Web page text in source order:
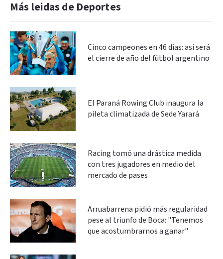
Más leidas de Deportes
Cinco campeones en 46 días: así será
el cierre de año del fútbol argentino
El Paraná Rowing Club inaugura la
pileta climatizada de Sede Yarará
Racing tomó una drástica medida
con tres jugadores en medio del
mercado de pases
Arruabarrena pidió más regularidad
pese al triunfo de Boca: "Tenemos
que acostumbrarnos a ganar"